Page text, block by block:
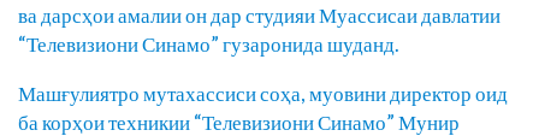
ва дарсҳои амалии он дар студияи Муассисаи давлатии
“Телевизиони Синамо” гузаронида шуданд.
Машғулиятро мутахассиси соҳа, муовини директор оид
ба корҳои техникии “Телевизиони Синамо” Мунир